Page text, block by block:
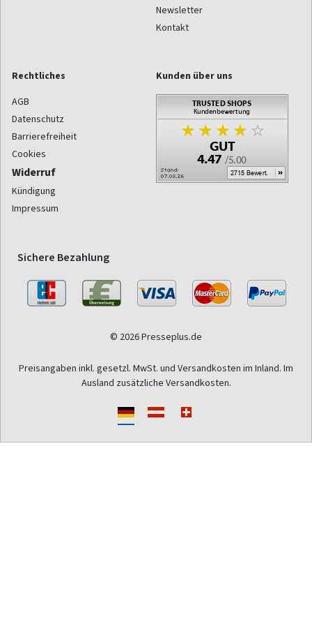
Newsletter
Kontakt
Rechtliches
AGB
Datenschutz
Barrierefreiheit
Cookies
Widerruf
Kündigung
Impressum
Kunden über uns
Sichere Bezahlung
© 2026 Presseplus.de
Preisangaben inkl. gesetzl. MwSt. und Versandkosten im Inland. Im
Ausland zusätzliche Versandkosten.